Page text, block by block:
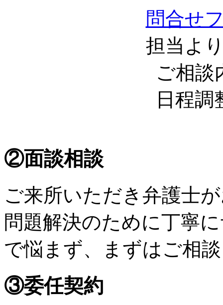
問合せ
担当よ
ご相談
日程調
②面談相談
ご来所いただき弁護士
問題解決のために丁寧
で悩まず、まずはご相
③委任契約